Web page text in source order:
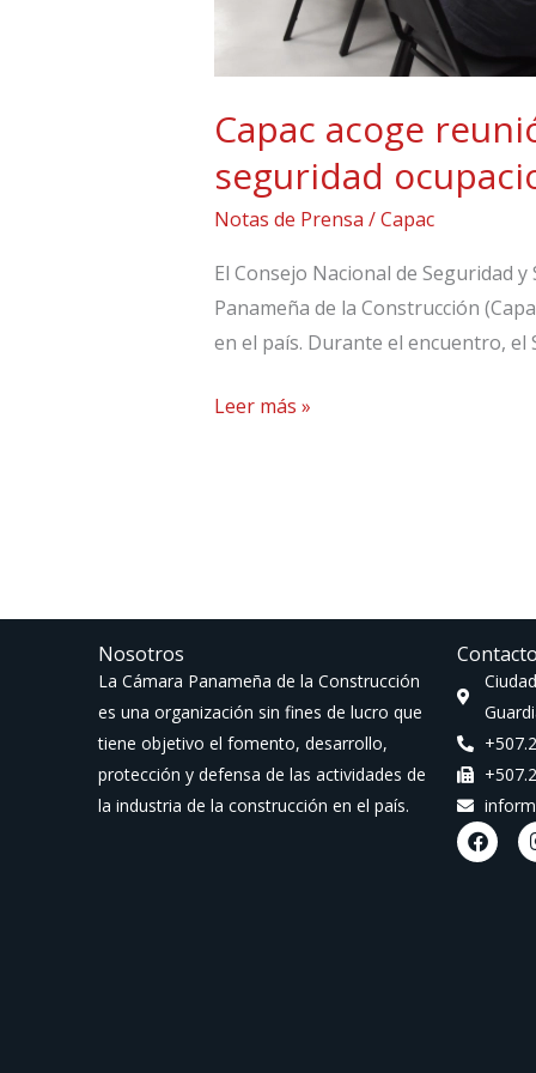
Capac acoge
seguridad
Notas de Prensa /Capac
El Consejo Nacional de Seguridad
Panameña de la Construcción
en el país. Durante el encuentro,
Leer más »
Nosotros
La Cámara Panameña de la Construcción
es una organización sin fines de lucro que
tiene objetivo el fomento, desarrollo,
protección y defensa de las actividades de
la industria de la construcción en el país.
Contacto
F
a
c